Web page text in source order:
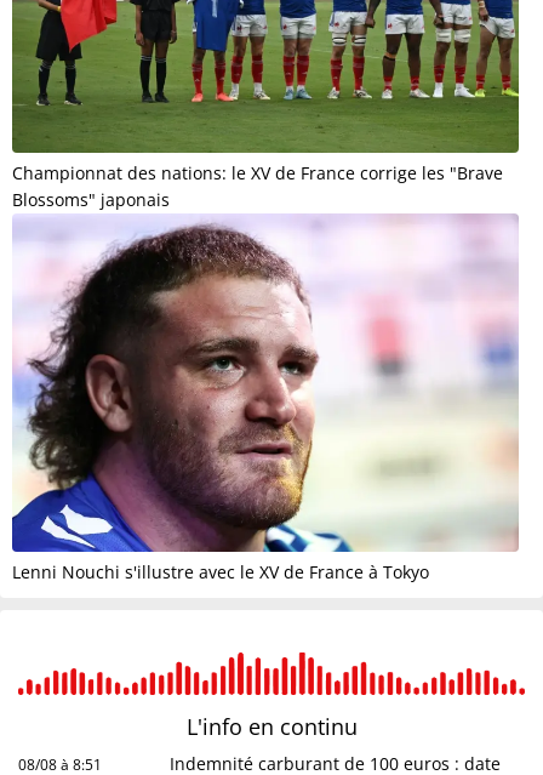
Championnat des nations: le XV de France corrige les "Brave
Blossoms" japonais
Lenni Nouchi s'illustre avec le XV de France à Tokyo
L'info en continu
08/08 à 8:51
Indemnité carburant de 100 euros : date